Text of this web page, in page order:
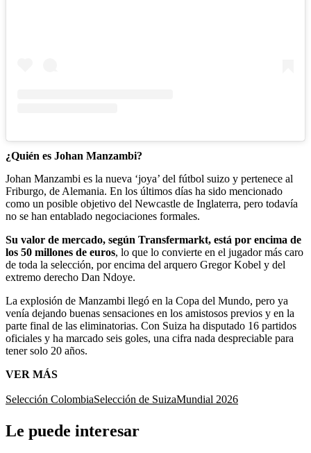
¿Quién es Johan Manzambi?
Johan Manzambi es la nueva ‘joya’ del fútbol suizo y pertenece al
Friburgo, de Alemania. En los últimos días ha sido mencionado
como un posible objetivo del Newcastle de Inglaterra, pero todavía
no se han entablado negociaciones formales.
Su valor de mercado, según Transfermarkt, está por encima de
los 50 millones de euros, lo que lo convierte en el jugador más caro
de toda la selección, por encima del arquero Gregor Kobel y del
extremo derecho Dan Ndoye.
La explosión de Manzambi llegó en la Copa del Mundo, pero ya
venía dejando buenas sensaciones en los amistosos previos y en la
parte final de las eliminatorias. Con Suiza ha disputado 16 partidos
oficiales y ha marcado seis goles, una cifra nada despreciable para
tener solo 20 años.
VER MÁS
Selección ColombiaSelección de SuizaMundial 2026
Le puede interesar